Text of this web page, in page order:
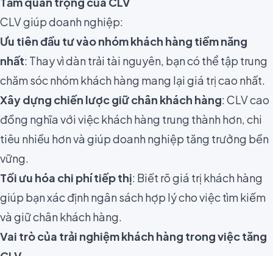
CLV giúp doanh nghiệp:
Ưu tiên đầu tư vào nhóm khách hàng tiềm năng
nhất: Thay vì dàn trải tài nguyên, bạn có thể tập trung
chăm sóc nhóm khách hàng mang lại giá trị cao nhất.
Xây dựng chiến lược giữ chân khách hàng: CLV cao
đồng nghĩa với việc khách hàng trung thành hơn, chi
tiêu nhiều hơn và giúp doanh nghiệp tăng trưởng bền
vững.
Tối ưu hóa chi phí tiếp thị: Biết rõ giá trị khách hàng
giúp bạn xác định ngân sách hợp lý cho việc tìm kiếm
và giữ chân khách hàng.
Vai trò của trải nghiệm khách hàng trong việc tăng